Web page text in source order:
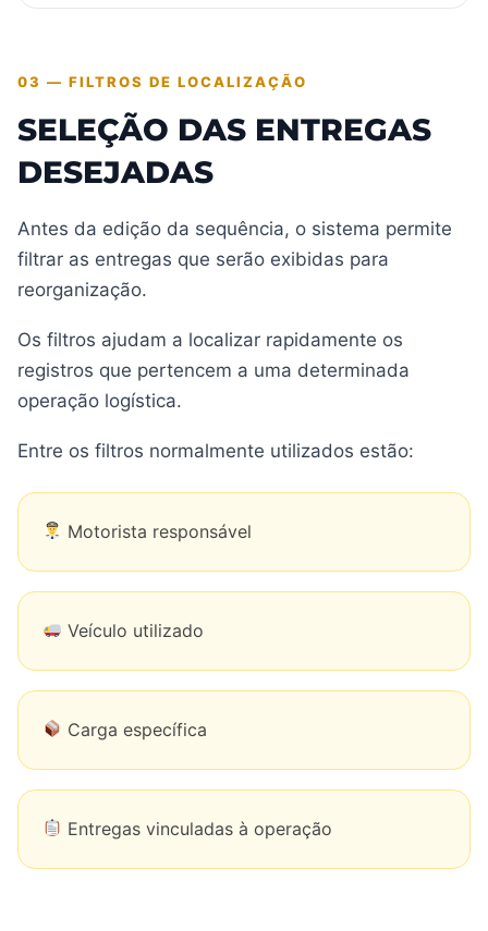
03 — FILTROS DE LOCALIZAÇÃO
SELEÇÃO DAS ENTREGAS
DESEJADAS
Antes da edição da sequência, o sistema permite
filtrar as entregas que serão exibidas para
reorganização.
Os filtros ajudam a localizar rapidamente os
registros que pertencem a uma determinada
operação logística.
Entre os filtros normalmente utilizados estão:
Motorista responsável
Veículo utilizado
Carga específica
Entregas vinculadas à operação